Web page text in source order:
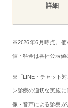
詳細
※2026年6月時点。価
値・料金は各社公表
※「LINE・チャット対
ン診療の適切な実施
像・音声による診察